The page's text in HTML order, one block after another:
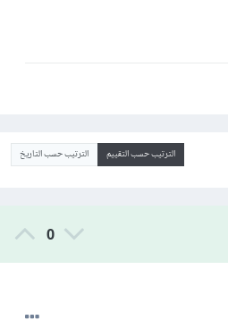
الترتيب حسب التقييم الترتيب حسب التاريخ
0